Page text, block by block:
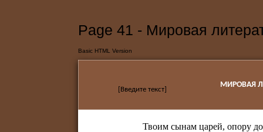
Page 41 - Мировая
Basic HTML Version
[Введите текст]
МИРОВАЯ
Твоим сынам царей, опору